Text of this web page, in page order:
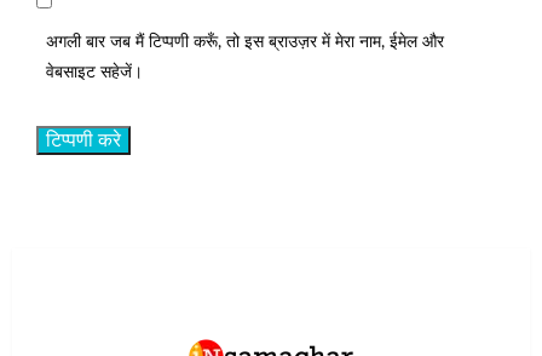
अगली बार जब मैं टिप्पणी करूँ, तो इस ब्राउज़र में मेरा नाम, ईमेल और
वेबसाइट सहेजें।